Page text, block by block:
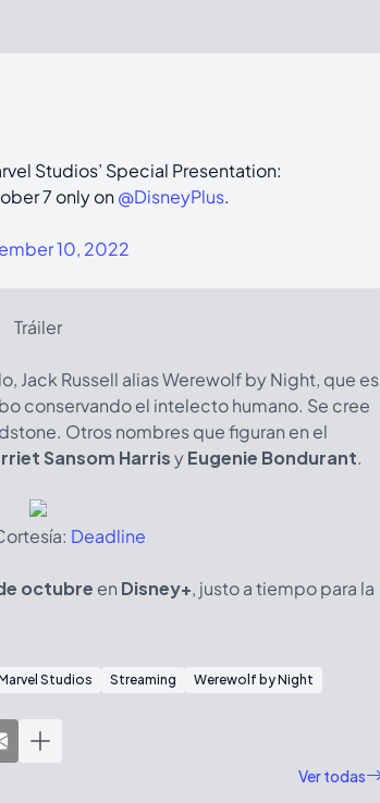
Studios’ Special Presentation:
7 only on@DisneyPlus.
10, 2022
Tráiler
Jack Russell alias Werewolf by Night, que es
conservando el intelecto humano. Se cree
Otros nombres que figuran en el
Sansom HarrisyEugenie Bondurant.
Deadline
octubre en Disney+, justo a tiempo para la
Studios Streaming Werewolf by Night
Ver todas